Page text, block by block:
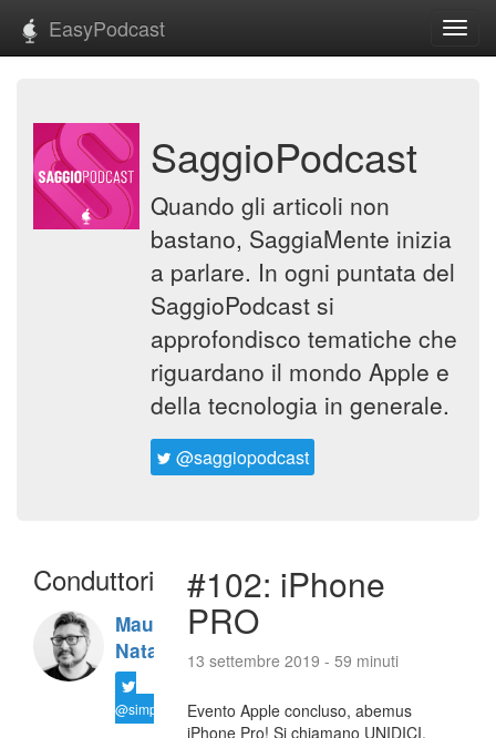
EasyPodcast
SaggioPodcast
Quando gli articoli non
bastano, SaggiaMente inizia
a parlare. In ogni puntata del
SaggioPodcast si
approfondisco tematiche che
riguardano il mondo Apple e
della tecnologia in generale.
@saggiopodcast
Conduttori
Maurizio
Natali
@simplemal
#102: iPhone
PRO
13 settembre 2019 - 59 minuti
Evento Apple concluso, abemus
iPhone Pro! Si chiamano UNIDICI,